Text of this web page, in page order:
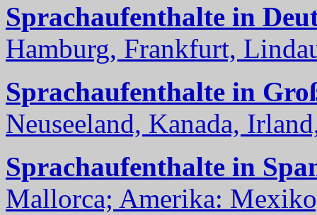
Sprachaufenthalte in
Hamburg, Frankfurt,
Sprachaufenthalte in
Neuseeland, Kanada,
Sprachaufenthalte in
Mallorca; Amerika: